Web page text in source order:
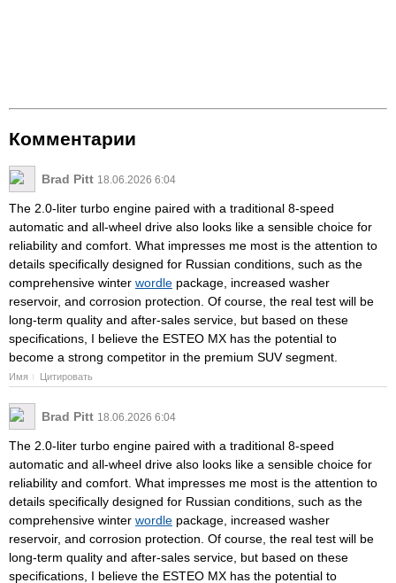
Комментарии
Brad Pitt 18.06.2026 6:04
The 2.0-liter turbo engine paired with a traditional 8-speed
automatic and all-wheel drive also looks like a sensible choice for
reliability and comfort. What impresses me most is the attention to
details specifically designed for Russian conditions, such as the
comprehensive winter wordle package, increased washer
reservoir, and corrosion protection. Of course, the real test will be
long-term quality and after-sales service, but based on these
specifications, I believe the ESTEO MX has the potential to
become a strong competitor in the premium SUV segment.
Имя Цитировать
Brad Pitt 18.06.2026 6:04
The 2.0-liter turbo engine paired with a traditional 8-speed
automatic and all-wheel drive also looks like a sensible choice for
reliability and comfort. What impresses me most is the attention to
details specifically designed for Russian conditions, such as the
comprehensive winter wordle package, increased washer
reservoir, and corrosion protection. Of course, the real test will be
long-term quality and after-sales service, but based on these
specifications, I believe the ESTEO MX has the potential to